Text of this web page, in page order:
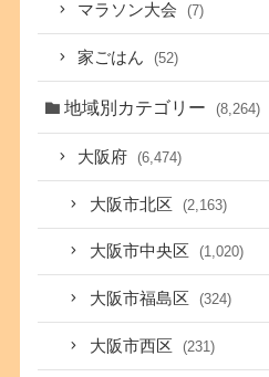
マラソン大会 (7)
家ごはん (52)
地域別カテゴリー (8,264)
大阪府 (6,474)
大阪市北区 (2,163)
大阪市中央区 (1,020)
大阪市福島区 (324)
大阪市西区 (231)